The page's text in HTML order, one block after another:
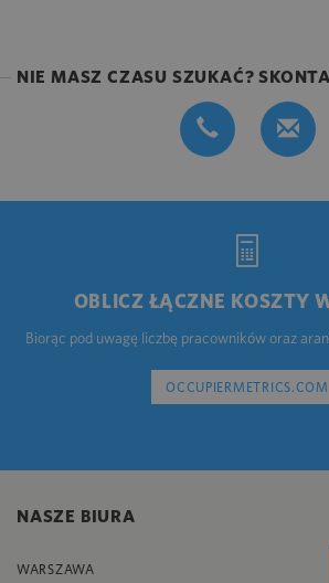
NIE MASZ CZASU SZUKAĆ?
OBLICZ ŁĄCZNE KOSZTY
Biorąc pod uwagę liczbę pracowników oraz
OCCUPIERMETRICS.COM
NASZE BIURA
WARSZAWA